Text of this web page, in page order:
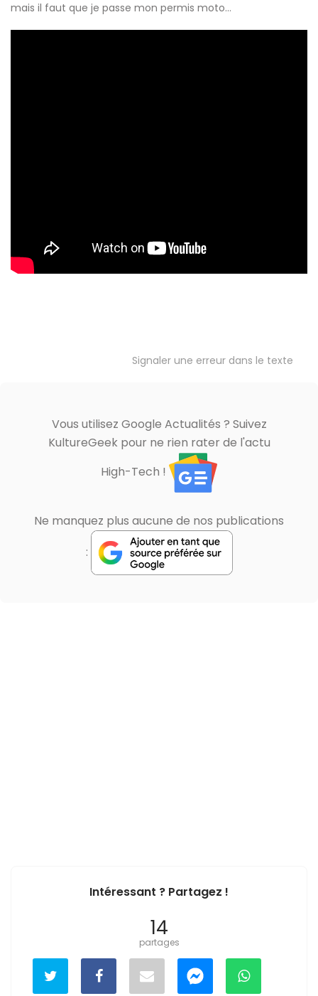
mais il faut que je passe mon permis moto…
Signaler une erreur dans le texte
Vous utilisez Google Actualités ? Suivez
KultureGeek pour ne rien rater de l'actu
High-Tech !
Ne manquez plus aucune de nos publications
:
Intéressant ? Partagez !
14
partages